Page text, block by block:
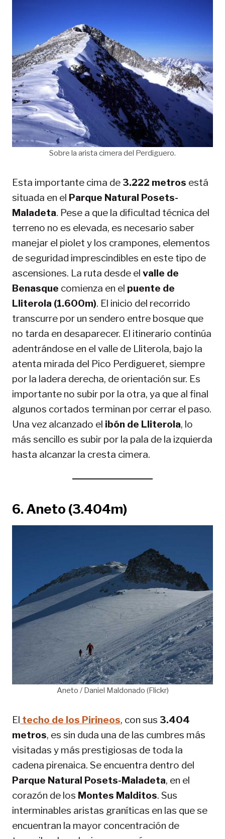
Sobre la arista cimera del Perdiguero.
Esta importante cima de 3.222 metros está
situada en el Parque Natural Posets-
Maladeta. Pese a que la dificultad técnica del
terreno no es elevada, es necesario saber
manejar el piolet y los crampones, elementos
de seguridad imprescindibles en este tipo de
ascensiones. La ruta desde el valle de
Benasque comienza en el puente de
Lliterola (1.600m). El inicio del recorrido
transcurre por un sendero entre bosque que
no tarda en desaparecer. El itinerario continúa
adentrándose en el valle de Lliterola, bajo la
atenta mirada del Pico Perdigueret, siempre
por la ladera derecha, de orientación sur. Es
importante no subir por la otra, ya que al final
algunos cortados terminan por cerrar el paso.
Una vez alcanzado el ibón de Lliterola, lo
más sencillo es subir por la pala de la izquierda
hasta alcanzar la cresta cimera.
6. Aneto (3.404m)
Aneto / Daniel Maldonado (Flickr)
El techo de los Pirineos, con sus 3.404
metros, es sin duda una de las cumbres más
visitadas y más prestigiosas de toda la
cadena pirenaica. Se encuentra dentro del
Parque Natural Posets-Maladeta, en el
corazón de los Montes Malditos. Sus
interminables aristas graníticas en las que se
encuentran la mayor concentración de